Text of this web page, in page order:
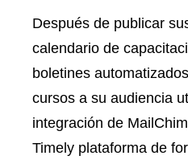
Después de publicar
calendario de
boletines
cursos a su audiencia
integración de
Timely plataforma de